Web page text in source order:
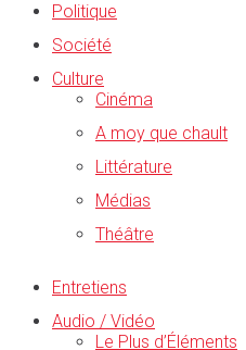
Politique
Société
Culture
Cinéma
A moy que chault
Littérature
Médias
Théâtre
Entretiens
Audio / Vidéo
Le Plus d’Éléments